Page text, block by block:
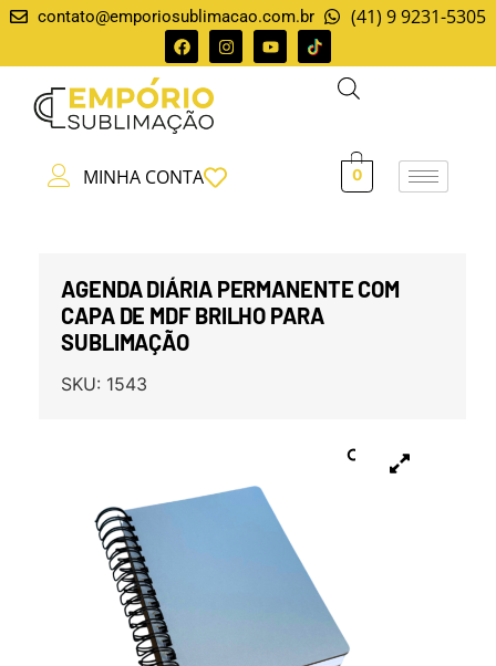
contato@emporiosublimacao.com.br (41) 9 9231-5305
MINHA CONTA 0
AGENDA DIÁRIA PERMANENTE COM
CAPA DE MDF BRILHO PARA
SUBLIMAÇÃO
SKU: 1543